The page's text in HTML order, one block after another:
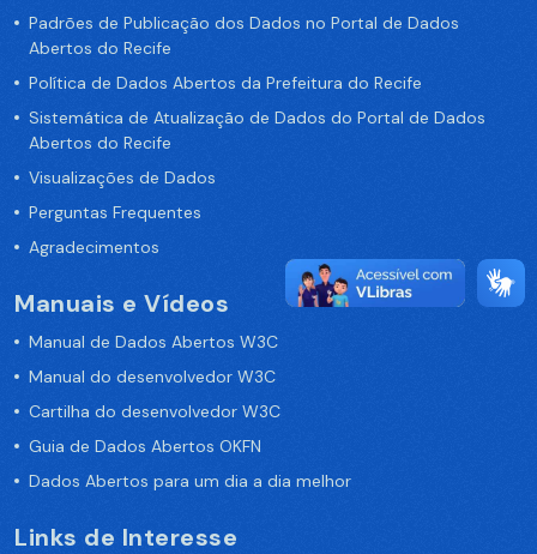
Padrões de Publicação dos Dados no Portal de Dados
Abertos do Recife
Política de Dados Abertos da Prefeitura do Recife
Sistemática de Atualização de Dados do Portal de Dados
Abertos do Recife
Visualizações de Dados
Perguntas Frequentes
Agradecimentos
Manuais e Vídeos
Manual de Dados Abertos W3C
Manual do desenvolvedor W3C
Cartilha do desenvolvedor W3C
Guia de Dados Abertos OKFN
Dados Abertos para um dia a dia melhor
Links de Interesse